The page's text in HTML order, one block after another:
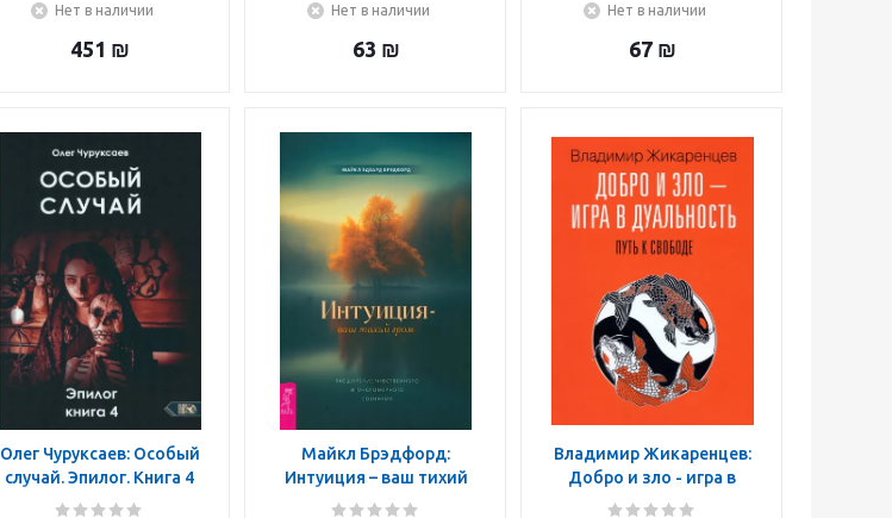
Нет в наличии
451 ₪
Нет в наличии
63 ₪
пользователя
Нет в наличии
67₪
Олег Чуруксаев: Особый
случай. Эпилог. Книга 4
Майкл Брэдфорд:
Интуиция – ваш тихий
гром. Расширение
Владимир Жикаренцев:
Добро и зло - игра в
дуальность. Путь к